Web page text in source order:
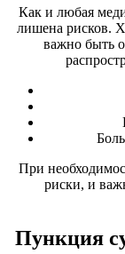
Как и любая
лишена рисков.
важно быть
При
риски, и
Пункция